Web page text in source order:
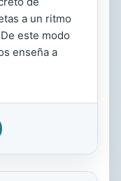
a un ritmo
este modo
enseña a